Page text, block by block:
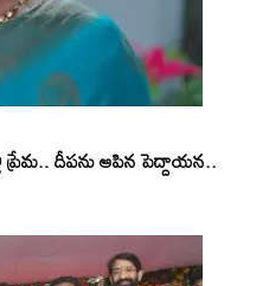
ప్రేమ.. దీపను ఆపిన పెద్దాయన..